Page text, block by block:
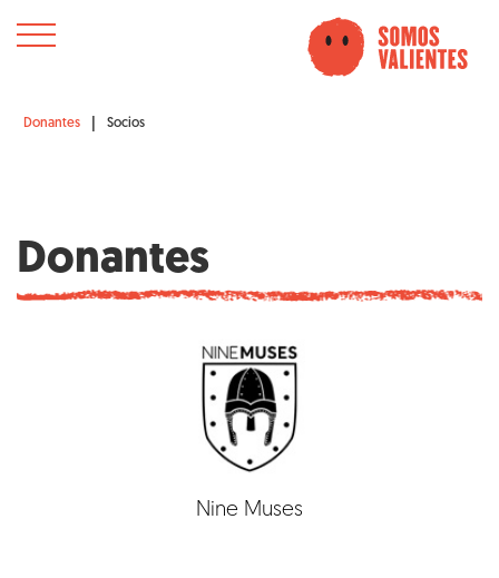
Donantes Socios
Donantes
Nine Muses